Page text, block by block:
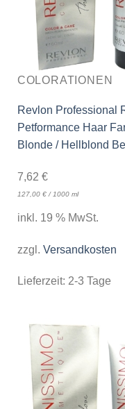
COLORATIONEN
Revlon Professional
Petformance Haar
Blonde / Hellblond
7,62 €
127,00 €/ 1000 ml
inkl. 19 % MwSt.
zzgl. Versandkosten
Lieferzeit: 2-3 Tage